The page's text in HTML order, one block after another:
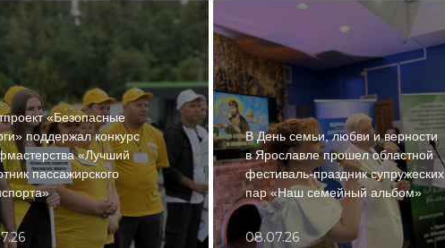
«Безопасные
поддержал конкурс
«Лучший
пассажирского
В День семьи, любви и верности
в Ярославле прошел областной
фестиваль-праздник супружеских
пар «Наш семейный альбом»
08.07.26